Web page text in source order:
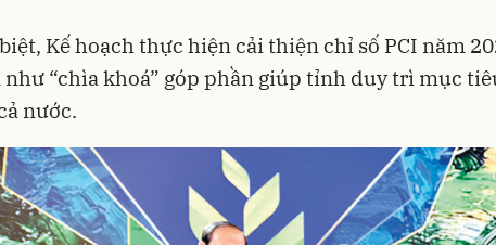
Kế hoạch thực hiện cải thiện chỉ số PCI năm
như “chìa khoá” góp phần giúp tỉnh duy trì mục
nước.